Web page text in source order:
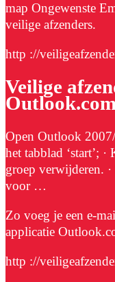
map Ongewenste
veilige afzenders.
http ://
Veilige
Outlook.com
Open Outlook
het tabblad ‘start’;
groep verwijderen.
voor …
Zo voeg je een e-
applicatie
http ://